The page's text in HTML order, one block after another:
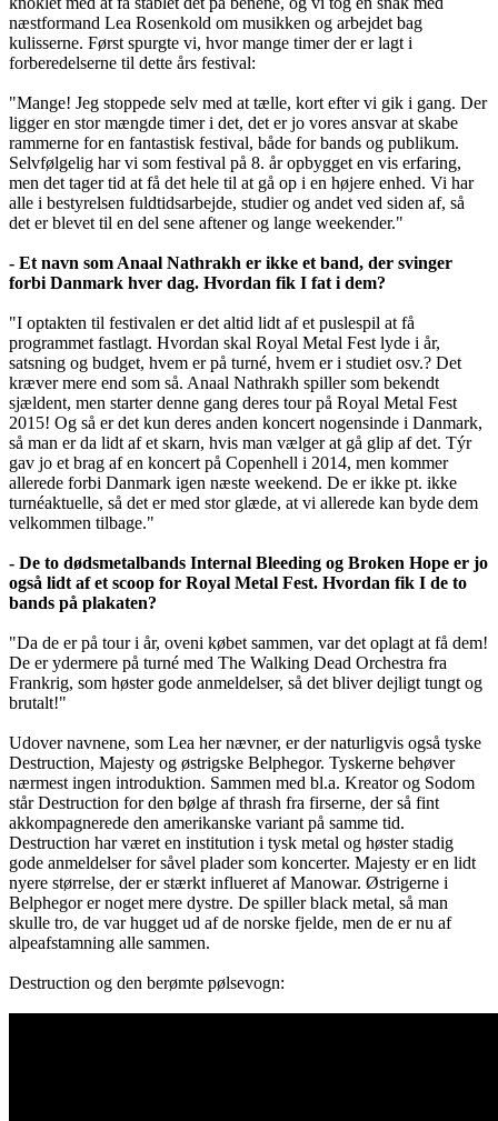
næstformand Lea Rosenkold om musikken og arbejdet bag
kulisserne. Først spurgte vi, hvor mange timer der er lagt i
forberedelserne til dette års festival:
"Mange! Jeg stoppede selv med at tælle, kort efter vi gik i gang. Der
ligger en stor mængde timer i det, det er jo vores ansvar at skabe
rammerne for en fantastisk festival, både for bands og publikum.
Selvfølgelig har vi som festival på 8. år opbygget en vis erfaring,
men det tager tid at få det hele til at gå op i en højere enhed. Vi har
alle i bestyrelsen fuldtidsarbejde, studier og andet ved siden af, så
det er blevet til en del sene aftener og lange weekender."
- Et navn som Anaal Nathrakh er ikke et band, der svinger
forbi Danmark hver dag. Hvordan fik I fat i dem?
"I optakten til festivalen er det altid lidt af et puslespil at få
programmet fastlagt. Hvordan skal Royal Metal Fest lyde i år,
satsning og budget, hvem er på turné, hvem er i studiet osv.? Det
kræver mere end som så. Anaal Nathrakh spiller som bekendt
sjældent, men starter denne gang deres tour på Royal Metal Fest
2015! Og så er det kun deres anden koncert nogensinde i Danmark,
så man er da lidt af et skarn, hvis man vælger at gå glip af det. Týr
gav jo et brag af en koncert på Copenhell i 2014, men kommer
allerede forbi Danmark igen næste weekend. De er ikke pt. ikke
turnéaktuelle, så det er med stor glæde, at vi allerede kan byde dem
velkommen tilbage."
- De to dødsmetalbands Internal Bleeding og Broken Hope er jo
også lidt af et scoop for Royal Metal Fest. Hvordan fik I de to
bands på plakaten?
"Da de er på tour i år, oveni købet sammen, var det oplagt at få dem!
De er ydermere på turné med The Walking Dead Orchestra fra
Frankrig, som høster gode anmeldelser, så det bliver dejligt tungt og
brutalt!"
Udover navnene, som Lea her nævner, er der naturligvis også tyske
Destruction, Majesty og østrigske Belphegor. Tyskerne behøver
nærmest ingen introduktion. Sammen med bl.a. Kreator og Sodom
står Destruction for den bølge af thrash fra firserne, der så fint
akkompagnerede den amerikanske variant på samme tid.
Destruction har været en institution i tysk metal og høster stadig
gode anmeldelser for såvel plader som koncerter. Majesty er en lidt
nyere størrelse, der er stærkt influeret af Manowar. Østrigerne i
Belphegor er noget mere dystre. De spiller black metal, så man
skulle tro, de var hugget ud af de norske fjelde, men de er nu af
alpeafstamning alle sammen.
Destruction og den berømte pølsevogn: